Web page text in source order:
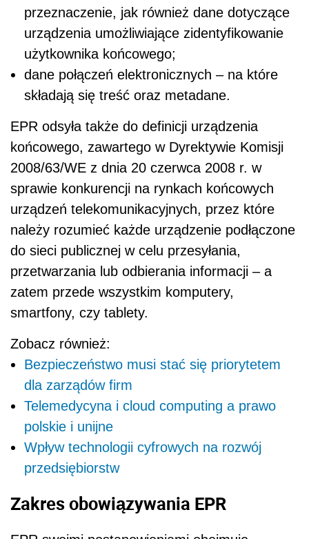
przeznaczenie, jak również dane dotyczące
urządzenia umożliwiające zidentyfikowanie
użytkownika końcowego;
dane połączeń elektronicznych – na które
składają się treść oraz metadane.
EPR odsyła także do definicji urządzenia
końcowego, zawartego w Dyrektywie Komisji
2008/63/WE z dnia 20 czerwca 2008 r. w
sprawie konkurencji na rynkach końcowych
urządzeń telekomunikacyjnych, przez które
należy rozumieć każde urządzenie podłączone
do sieci publicznej w celu przesyłania,
przetwarzania lub odbierania informacji – a
zatem przede wszystkim komputery,
smartfony, czy tablety.
Zobacz również:
Bezpieczeństwo musi stać się priorytetem
dla zarządów firm
Telemedycyna i cloud computing a prawo
polskie i unijne
Wpływ technologii cyfrowych na rozwój
przedsiębiorstw
Zakres obowiązywania EPR